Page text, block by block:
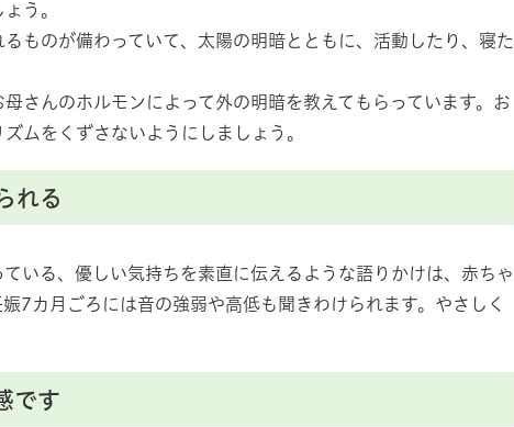
う。
ものが備わっていて、太陽の明暗とともに、活動したり、寝た
さんのホルモンによって外の明暗を教えてもらっています。お
ムをくずさないようにしましょう。
れる
いる、優しい気持ちを素直に伝えるような語りかけは、赤ちゃ
7カ月ごろには音の強弱や高低も聞きわけられます。やさしく
です